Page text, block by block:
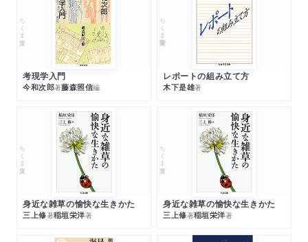
ちくま文庫
考現学入門
今和次郎著藤森照信編
ちくま学芸文庫
レポートの組み立て方
木下是雄著
ちくま文庫
身近な雑草の愉快な生きかた
三上修著稲垣栄洋著
ちくま文庫
身近な雑草の愉快な生きかた
三上修著稲垣栄洋著